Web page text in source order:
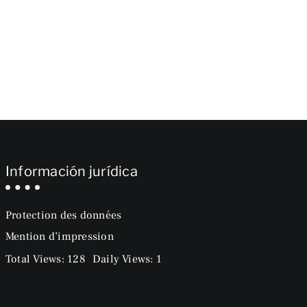
Información jurídica
Protection des données
Mention d’impression
Total Views: 128 Daily Views: 1